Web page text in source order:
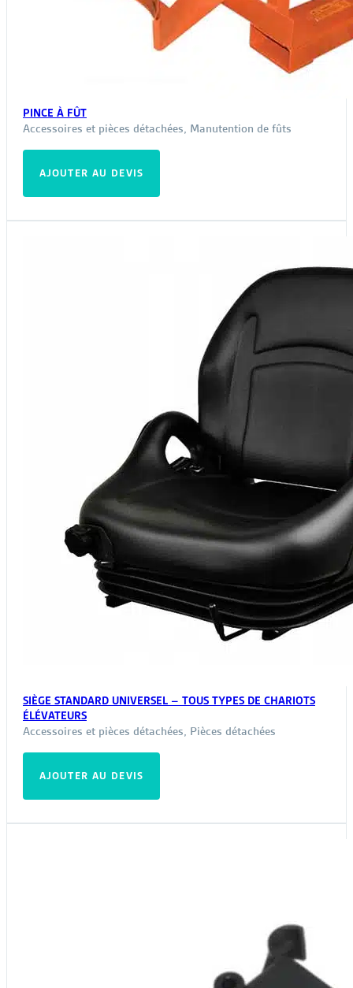
PINCE À FÛT
Accessoires et pièces détachées, Manutention de fûts
AJOUTER AU DEVIS
SIÈGE STANDARD UNIVERSEL – TOUS TYPES DE CHARIOTS
ÉLÉVATEURS
Accessoires et pièces détachées, Pièces détachées
AJOUTER AU DEVIS